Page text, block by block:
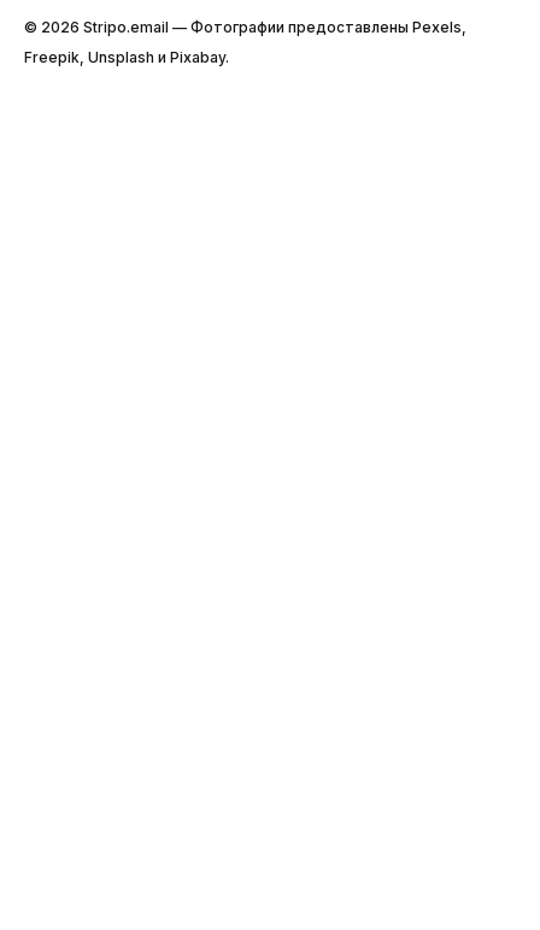
© 2026 Stripо.email — Фотографии предоставлены Pexels,
Freepik, Unsplash и Pixabay.